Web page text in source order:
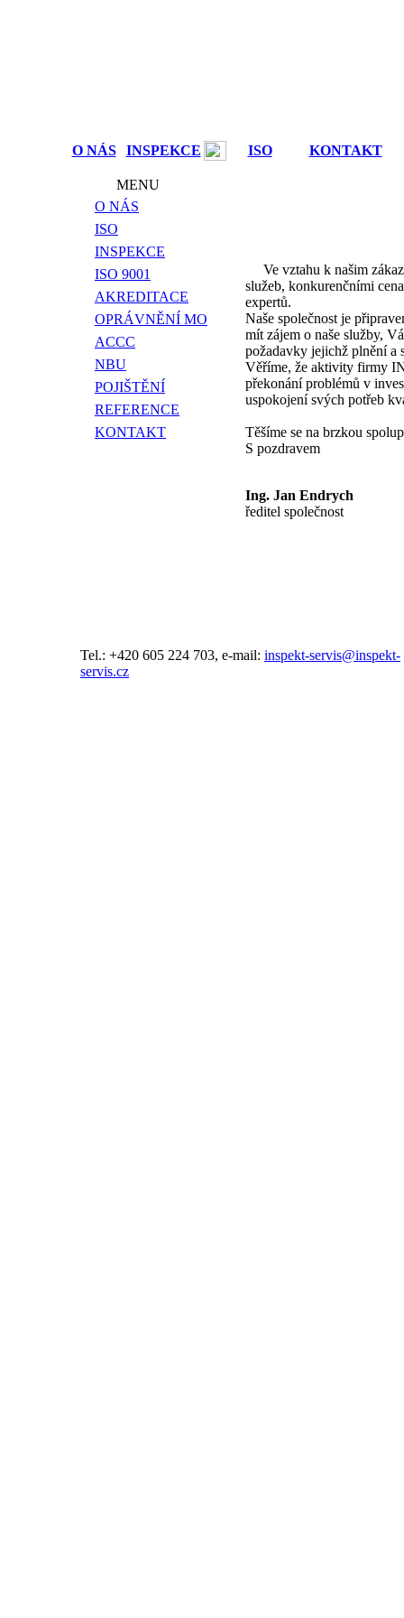
O NÁS INSPEKCE ISO KONTAKT
MENU
O NÁS
ISO
INSPEKCE
ISO 9001
AKREDITACE
OPRÁVNĚNÍ MO
ACCC
NBU
POJIŠTĚNÍ
REFERENCE
KONTAKT
Ve vztahu k našim
služeb, konkurenčními
expertů.
Naše společnost je
mít zájem o naše služby,
požadavky jejichž plnění a
Věříme, že aktivity firmy
překonání problémů v
uspokojení svých potřeb
Těšíme se na brzkou
S pozdravem
Ing. Jan Endrych
ředitel společnost
Tel.: +420 605 224 703, e-mail: inspekt-servis@inspekt-
servis.cz